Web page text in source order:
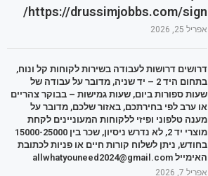
https://drussimjobbs.com/sign/
אפריל 25, 2026
דרושים דרושות לעבודה בשירות לקוחות קל ונוח,
בתחום היד 2 – יד שניה, מדובר על עבודה של
שעות ספורות ביום, שעות גמישות – בבוקר צהריים
או ערב לפי בחירתכם, באזור שלכם, מדובר על
מענה טלפוני ופיזי ללקוחות המעוניינים לקחת
מוצרי יד 2, לא נדרש ניסיון, שכר בין 15000-25000
בחודש, ניתן לשלוח קורות חיים או פניות לכתובת
האימייל allwhatyouneed2024@gmail.com
אפריל 7, 2026